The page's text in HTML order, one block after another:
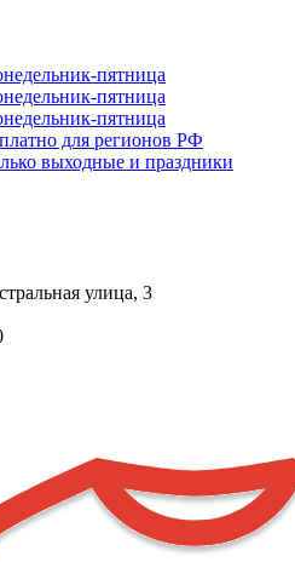
пятница
пятница
пятница
для регионов РФ
выходные и праздники
улица, 3